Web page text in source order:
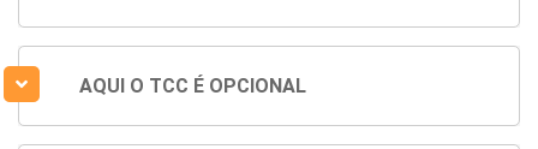
AQUI O TCC É OPCIONAL